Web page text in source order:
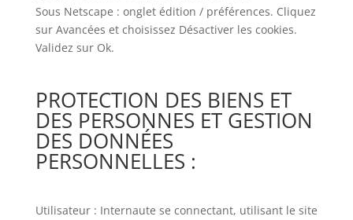
Sous Netscape : onglet édition / préférences. Cliquez
sur Avancées et choisissez Désactiver les cookies.
Validez sur Ok.
PROTECTION DES BIENS ET
DES PERSONNES ET GESTION
DES DONNÉES
PERSONNELLES :
Utilisateur : Internaute se connectant, utilisant le site